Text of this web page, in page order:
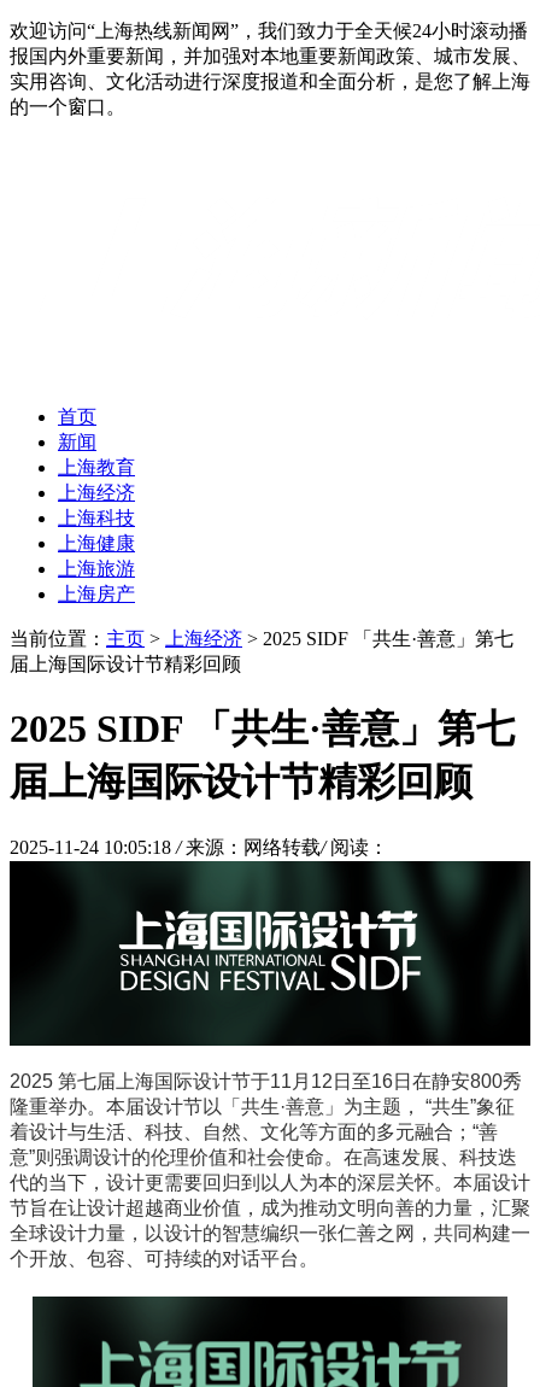
欢迎访问“上海热线新闻网”，我们致力于全天候24小时滚动播
报国内外重要新闻，并加强对本地重要新闻政策、城市发展、
实用咨询、文化活动进行深度报道和全面分析，是您了解上海
的一个窗口。
首页
新闻
上海教育
上海经济
上海科技
上海健康
上海旅游
上海房产
当前位置： 主页 > 上海经济 > 2025 SIDF 「共生·善意」第七
届上海国际设计节精彩回顾
2025 SIDF 「共生·善意」第七
届上海国际设计节精彩回顾
2025-11-24 10:05:18 / 来源：网络转载/ 阅读：
2025 第七届上海国际设计节于11月12日至16日在静安800秀
隆重举办。本届设计节以「共生·善意」为主题， “共生”象征
着设计与生活、科技、自然、文化等方面的多元融合；“善
意”则强调设计的伦理价值和社会使命。在高速发展、科技迭
代的当下，设计更需要回归到以人为本的深层关怀。本届设计
节旨在让设计超越商业价值，成为推动文明向善的力量，汇聚
全球设计力量，以设计的智慧编织一张仁善之网，共同构建一
个开放、包容、可持续的对话平台。